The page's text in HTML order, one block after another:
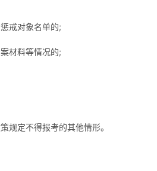
戒对象名单的;
材料等情况的;
规定不得报考的其他情形。